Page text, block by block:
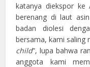
katanya diekspor ke
berenang di laut
badan diolesi
bersama, kami saling
child”, lupa bahwa
anggota kami